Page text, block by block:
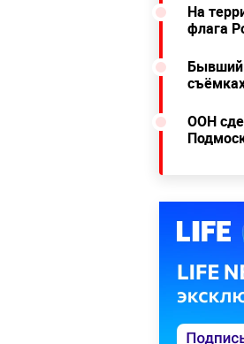
На
флага
Бывший
ООН